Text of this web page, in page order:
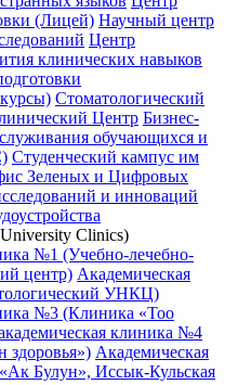
(Лицей) Научный центр
Центр
клинических навыков
Стоматологический
Центр Бизнес-
обучающихся и
Студенческий кампус им
Зеленых и Цифровых
и инноваций
Clinics)
№1 (Учебно-лечебно-
центр) Академическая
УНКЦ)
№3 (Клиника «Тоо
клиника №4
здоровья») Академическая
Булун», Иссык-Кульская